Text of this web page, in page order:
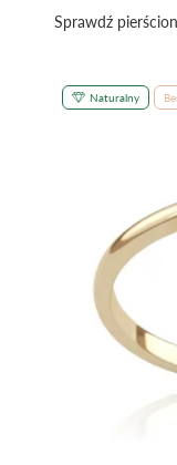
Sprawdź
Naturalny